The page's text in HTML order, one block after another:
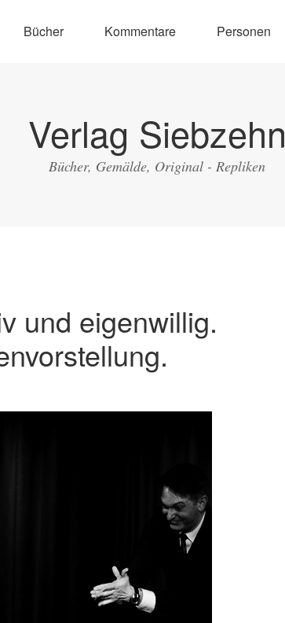
Bücher Kommentare Personen
Verlag Siebzehn
Bücher, Gemälde, Original - Repliken
und eigenwillig.